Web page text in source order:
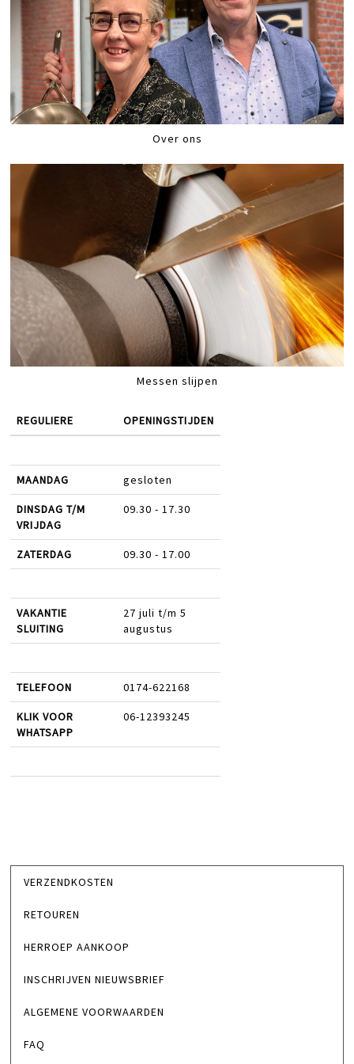
Over ons
Messen slijpen
REGULIERE OPENINGSTIJDEN
MAANDAG gesloten
DINSDAG T/M
VRIJDAG
09.30 - 17.30
ZATERDAG 09.30 - 17.00
VAKANTIE
SLUITING
27 juli t/m 5
augustus
TELEFOON 0174-622168
KLIK VOOR
WHATSAPP
06-12393245
VERZENDKOSTEN
RETOUREN
HERROEP AANKOOP
INSCHRIJVEN NIEUWSBRIEF
ALGEMENE VOORWAARDEN
FAQ